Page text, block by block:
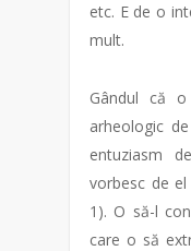
etc. E de o
mult.
Gândul că
arheologic
entuziasm
vorbesc de
1). O să-l
care o să